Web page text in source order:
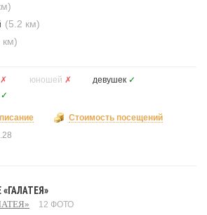
(5.2 км)
км)
✗ юношей ✗ девушек ✓
✓
Стоимость посещений
12 ФОТО